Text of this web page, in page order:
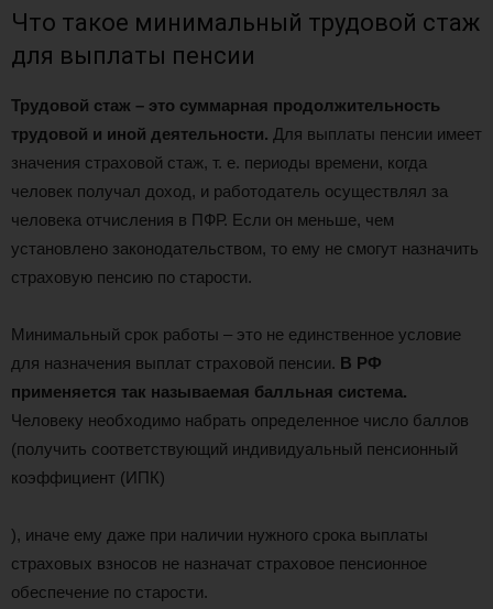
Что такое минимальный трудовой стаж
для выплаты пенсии
Трудовой стаж – это суммарная продолжительность
трудовой и иной деятельности. Для выплаты пенсии имеет
значения страховой стаж, т. е. периоды времени, когда
человек получал доход, и работодатель осуществлял за
человека отчисления в ПФР. Если он меньше, чем
установлено законодательством, то ему не смогут назначить
страховую пенсию по старости.
Минимальный срок работы – это не единственное условие
для назначения выплат страховой пенсии. В РФ
применяется так называемая балльная система.
Человеку необходимо набрать определенное число баллов
(получить соответствующий индивидуальный пенсионный
коэффициент (ИПК)
), иначе ему даже при наличии нужного срока выплаты
страховых взносов не назначат страховое пенсионное
обеспечение по старости.